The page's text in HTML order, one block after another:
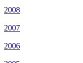
2008
2007
2006